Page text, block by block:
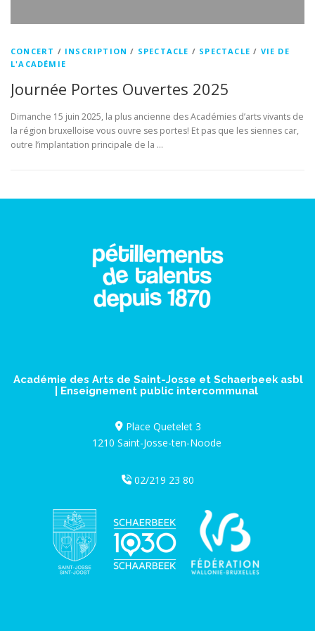
CONCERT / INSCRIPTION / SPECTACLE / SPECTACLE / VIE DE
L'ACADÉMIE
Journée Portes Ouvertes 2025
Dimanche 15 juin 2025, la plus ancienne des Académies d’arts vivants de
la région bruxelloise vous ouvre ses portes! Et pas que les siennes car,
outre l’implantation principale de la …
Académie des Arts de Saint-Josse et Schaerbeek asbl
| Enseignement public intercommunal
Place Quetelet 3
1210 Saint-Josse-ten-Noode
02/219 23 80